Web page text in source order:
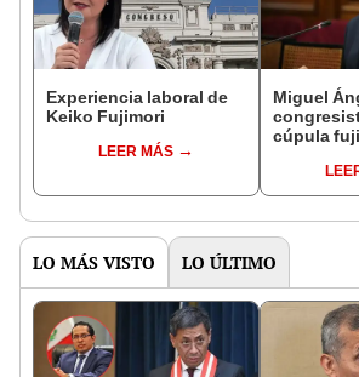
Experiencia laboral de
Keiko Fujimori
LEER MÁS
Miguel
cúpula
del
LO MÁS VISTO LO ÚLTIMO